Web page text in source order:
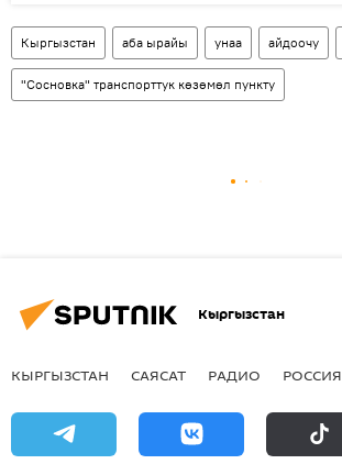
Кыргызстан аба ырайы унаа айдоочу
"Сосновка" транспорттук көзөмөл пункту
Кыргызстан
КЫРГЫЗСТАН САЯСАТ РАДИО РОССИЯ